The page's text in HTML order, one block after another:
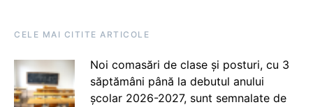
CELE MAI CITITE ARTICOLE
Noi comasări de clase și posturi, cu 3
săptămâni până la debutul anului
școlar 2026-2027, sunt semnalate de